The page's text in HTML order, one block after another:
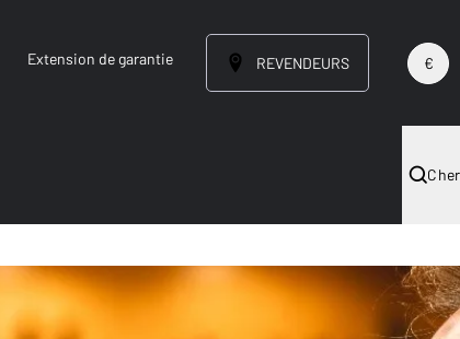
Extension de garantie REVENDEURS €